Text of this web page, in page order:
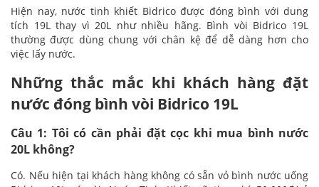
Hiện nay, nước tinh khiết Bidrico được đóng bình với dung
tích 19L thay vì 20L như nhiều hãng. Bình vòi Bidrico 19L
thường được dùng chung với chân kệ để dễ dàng hơn cho
việc lấy nước.
Những thắc mắc khi khách hàng đặt
nước đóng bình vòi Bidrico 19L
Câu 1: Tôi có cần phải đặt cọc khi mua bình nước
20L không?
Có. Nếu hiện tại khách hàng không có sẵn vỏ bình nước uống